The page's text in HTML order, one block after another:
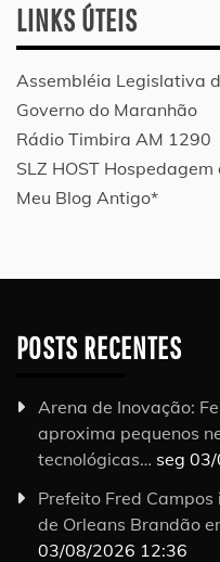
LINKS ÚTEIS
Assembléia Legislativa
Governo do Maranhão
Rádio Timbira AM 1290
SLZ HOST Hospedagem
Meu Blog Antigo*
POSTS RECENTES
Arena de Inovação:
aproxima pequenos
tecnológicas… seg
Prefeito Fred
de Orleans Brandão
03/08/2026 12:36